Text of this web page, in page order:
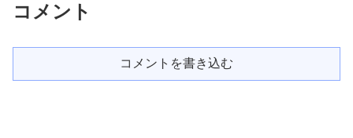
コメント
コメントを書き込む